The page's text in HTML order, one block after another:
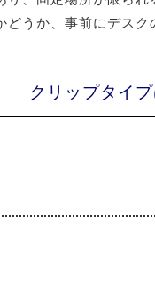
どうか、事前にデス
クリップタイ